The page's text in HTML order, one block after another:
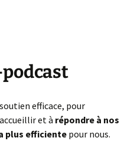
efficace, pour
et à répondre à nos
plus efficiente pour nous.